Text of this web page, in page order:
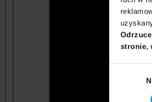
stronie,